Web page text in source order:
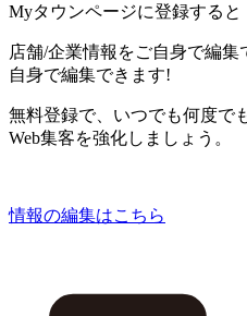
Myタウンページに登録すると
店舗/企業情報をご自身で編集
自身で編集できます!
無料登録で、いつでも何度で
Web集客を強化しましょう。
情報の編集はこちら